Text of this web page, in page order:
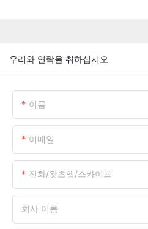
우리와 연락을 취하십시오
이름
이메일
전화/왓츠앱/스카이프
회사 이름